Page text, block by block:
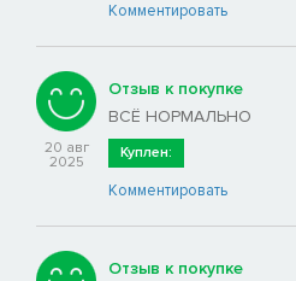
Комментировать
20 авг
2025
Отзыв к покупке
ВСЁ НОРМАЛЬНО
Куплен:
Комментировать
Отзыв к покупке